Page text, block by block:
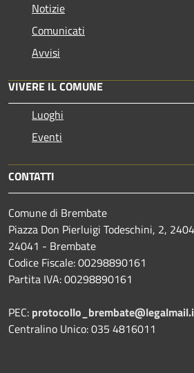
Notizie
Comunicati
Avvisi
VIVERE IL COMUNE
Luoghi
Eventi
CONTATTI
Comune di Brembate
Piazza Don Pierluigi Todeschini, 2,
24041 - Brembate
Codice Fiscale: 00298890161
Partita IVA: 00298890161
PEC:
Centralino Unico: 035 4816011